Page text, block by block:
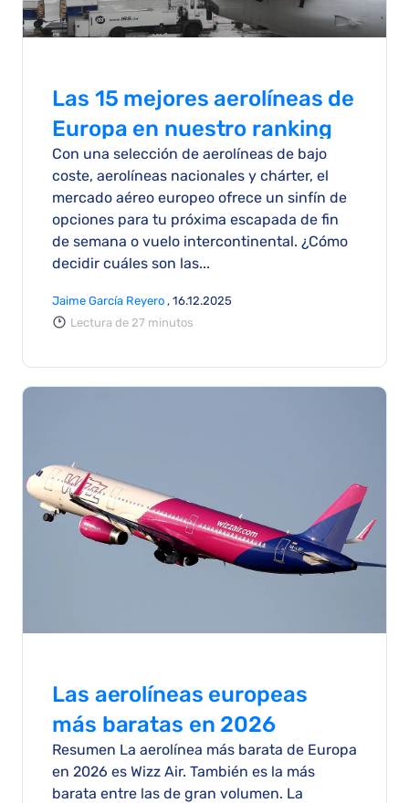
Las 15 mejores aerolíneas de
Europa en nuestro ranking
AirAdvisor
Con una selección de aerolíneas de bajo
coste, aerolíneas nacionales y chárter, el
mercado aéreo europeo ofrece un sinfín de
opciones para tu próxima escapada de fin
de semana o vuelo intercontinental. ¿Cómo
decidir cuáles son las...
Jaime García Reyero , 16.12.2025
Lectura de 27 minutos
Las aerolíneas europeas
más baratas en 2026
Resumen La aerolínea más barata de Europa
en 2026 es Wizz Air. También es la más
barata entre las de gran volumen. La